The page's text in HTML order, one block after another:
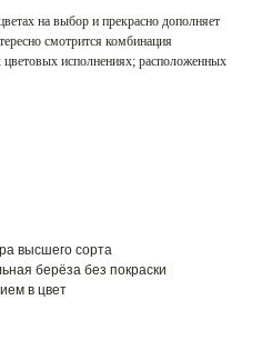
на выбор и прекрасно дополняет
смотрится комбинация
исполнениях; расположенных
высшего сорта
берёза без покраски
в цвет